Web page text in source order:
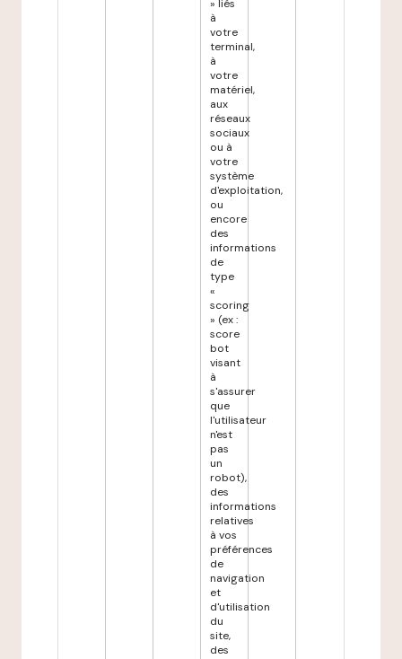
» liés
à
votre
terminal,
à
votre
matériel,
aux
réseaux
sociaux
ou à
votre
système
d'exploitation,
ou
encore
des
informations
de
type
«
scoring
» (ex :
score
bot
visant
à
s'assurer
que
l'utilisateur
n'est
pas
un
robot),
des
informations
relatives
à vos
préférences
de
navigation
et
d'utilisation
du
site,
des